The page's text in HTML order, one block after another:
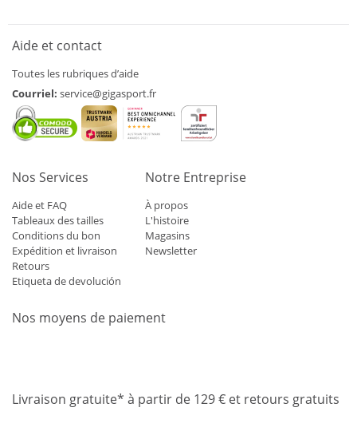
Aide et contact
Toutes les rubriques d’aide
Courriel: service@gigasport.fr
Nos Services
Aide et FAQ
Tableaux des tailles
Conditions du bon
Expédition et livraison
Retours
Etiqueta de devolución
Notre Entreprise
À propos
L'histoire
Magasins
Newsletter
Nos moyens de paiement
Livraison gratuite* à partir de 129 € et retours gratuits